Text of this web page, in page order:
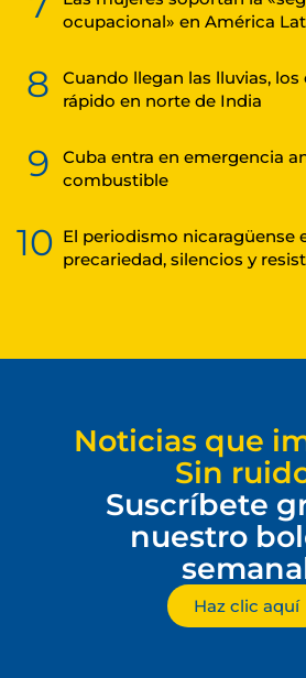
ocupacional» en América
8
Cuando llegan las lluvias,
rápido en norte de India
9
Cuba entra en emergencia
combustible
10 El periodismo nicaragüense
precariedad, silencios y
Noticias que
Sin
Suscríbete
nuestro
Haz clic aquí